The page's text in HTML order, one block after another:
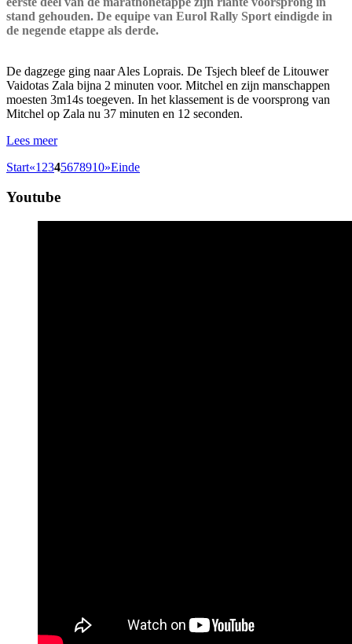
stand gehouden. De equipe van Eurol Rally Sport eindigde in
de negende etappe als derde.
De dagzege ging naar Ales Loprais. De Tsjech bleef de Litouwer
Vaidotas Zala bijna 2 minuten voor. Mitchel en zijn manschappen
moesten 3m14s toegeven. In het klassement is de voorsprong van
Mitchel op Zala nu 37 minuten en 12 seconden.
Lees meer
Start«1 2345678910»Einde
Youtube